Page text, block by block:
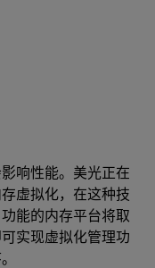
响性能。美光正在
虚拟化，在这种技
能的内存平台将取
实现虚拟化管理功